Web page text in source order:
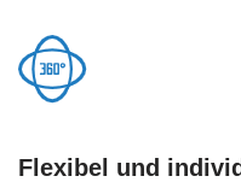
Flexibel und